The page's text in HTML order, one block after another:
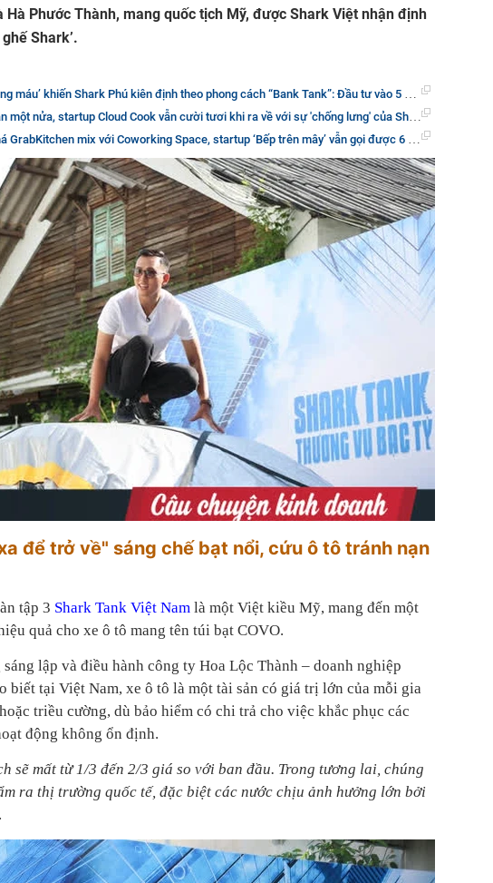
Hà Phước Thành, mang quốc tịch Mỹ, được Shark Việt nhận định
Shark’.
Shark Phú kiên định theo phong cách “Bank Tank”: Đầu tư vào 5 deal trên Shark Tank thì 2 startup nhận vốn thất bại và mất hút, không một lời thông báo
nửa, startup Cloud Cook vẫn cười tươi khi ra về với sự 'chống lưng' của Shark Bình và Shark Liên
mix với Coworking Space, startup ‘Bếp trên mây’ vẫn gọi được 6 tỷ đồng từ Shark Bình và Shark Liên dù đang lỗ và CEO làm việc không lương
để trở về" sáng chế bạt nổi, cứu ô tô tránh nạn
tập 3 Shark Tank Việt Nam là một Việt kiều Mỹ, mang đến một
quả cho xe ô tô mang tên túi bạt COVO.
lập và điều hành công ty Hoa Lộc Thành – doanh nghiệp
biết tại Việt Nam, xe ô tô là một tài sản có giá trị lớn của mỗi gia
triều cường, dù bảo hiểm có chi trả cho việc khắc phục các
động không ổn định.
sẽ mất từ 1/3 đến 2/3 giá so với ban đầu. Trong tương lai, chúng
ra thị trường quốc tế, đặc biệt các nước chịu ảnh hưởng lớn bởi